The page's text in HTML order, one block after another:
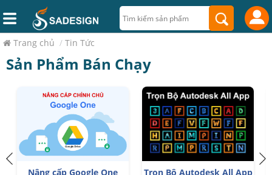
Trang chủ / Tin Tức
Sản Phẩm Bán Chạy
Nâng cấp Google One
Trọn Bộ Autodesk All App